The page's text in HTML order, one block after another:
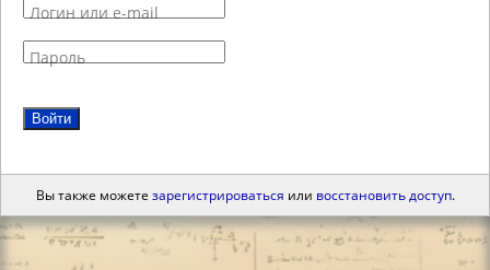
Логин или e-mail
Пароль
Войти
Вы также можете зарегистрироваться или восстановить доступ.